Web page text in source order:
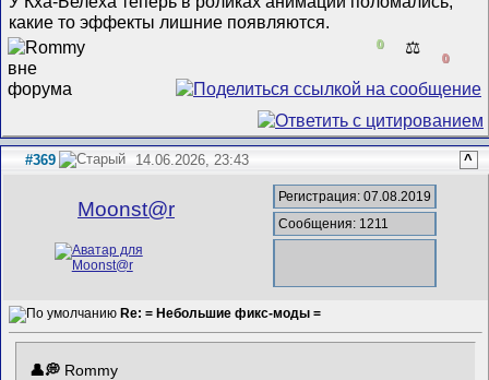
какие то эффекты лишние появляются.
0 ⚖️
0
#369 14.06.2026, 23:43 ^
Mооnst@r
Регистрация: 07.08.2019
Сообщения: 1211
Re: = Небольшие фикс-моды =
Rommy